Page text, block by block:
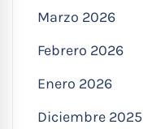
Marzo 2026
Febrero 2026
Enero 2026
Diciembre 2025